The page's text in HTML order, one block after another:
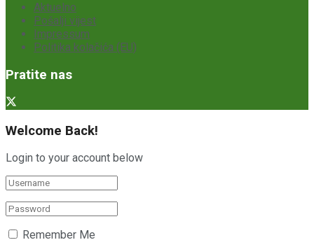
Aktuelno
Pošalji vijest
Impressum
Politika kolačića (EU)
Pratite nas
Welcome Back!
Login to your account below
Remember Me